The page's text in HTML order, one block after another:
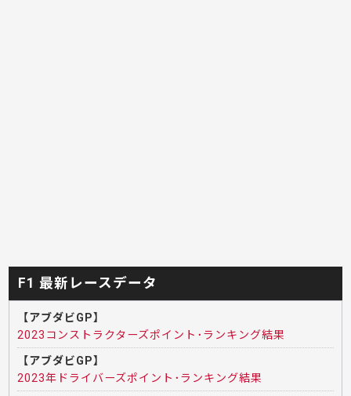
F1 最新レースデータ
【アブダビGP】
2023コンストラクターズポイント･ランキング結果
【アブダビGP】
2023年ドライバーズポイント･ランキング結果